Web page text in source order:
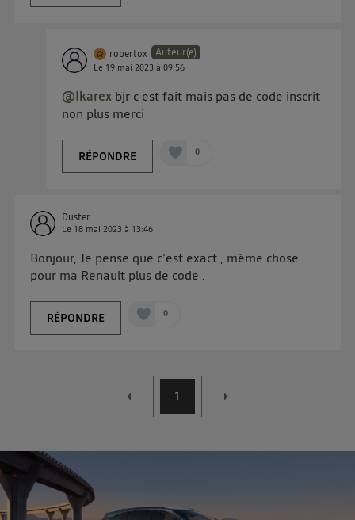
robertox Auteur(e)
Le 19 mai 2023 à09:56
@Ikarex bjr c est fait mais pas de code inscrit
non plus merci
RÉPONDRE 0
Duster
Le 18 mai 2023 à 13:46
Bonjour, Je pense que c'est exact , même chose
pour ma Renault plus de code .
RÉPONDRE 0
1